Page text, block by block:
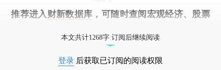
推荐进入 财新数据库 ，可随时查阅宏观经济、股票
本文共计1268字 订阅后继续阅读
登录 后获取已订阅的阅读权限